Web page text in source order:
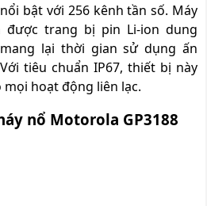
bật với 256 kênh tần số. Máy
được trang bị pin Li-ion dung
lại thời gian sử dụng ấn
tiêu chuẩn IP67, thiết bị này
hoạt động liên lạc.
nổ Motorola GP3188